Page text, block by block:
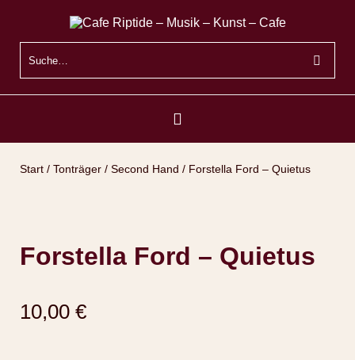
Start / Tonträger / Second Hand / Forstella Ford – Quietus
Forstella Ford – Quietus
10,00 €